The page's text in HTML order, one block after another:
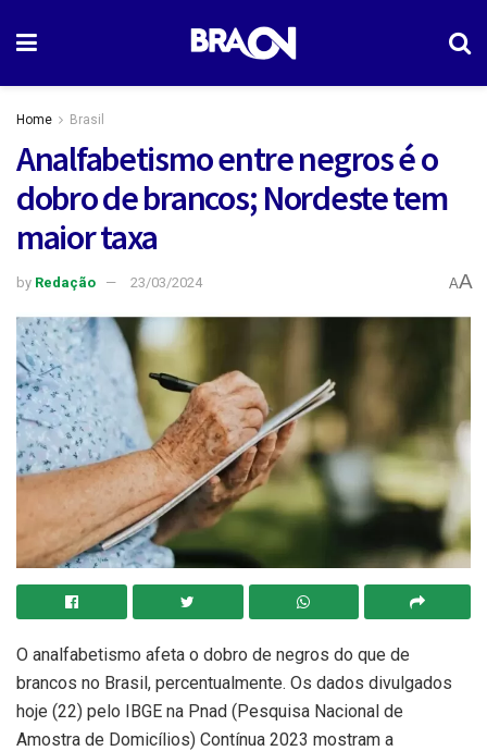
Home Brasil
Analfabetismo entre negros é o
dobro de brancos; Nordeste tem
maior taxa
by Redação 23/03/2024 AA
O analfabetismo afeta o dobro de negros do que de
brancos no Brasil, percentualmente. Os dados divulgados
hoje (22) pelo IBGE na Pnad (Pesquisa Nacional de
Amostra de Domicílios) Contínua 2023 mostram a